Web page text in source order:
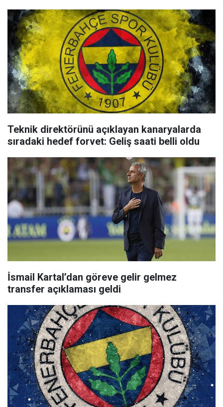
Teknik direktörünü açıklayan kanaryalarda
sıradaki hedef forvet: Geliş saati belli oldu
İsmail Kartal’dan göreve gelir gelmez
transfer açıklaması geldi